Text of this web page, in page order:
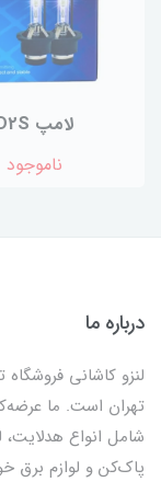
لامپ D2S
ناموجود
درباره ما
لنزو کاشانی
شامل انواع هدلایت،
پاک‌کن و لوازم برق